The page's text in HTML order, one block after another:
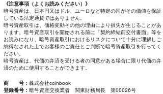
《注意事項（よくお読みください）》
暗号資産は、日本円又はドル、ユーロなど特定の国がその価値を保証
している法定通貨ではありません。
暗号資産取引は、価格変動その他の理由により損失が生じることがあ
ります。暗号資産取引を開始される前に「契約締結前交付書面」等を
お読みになり、暗号資産取引におけるリスクについて十分に理解しご
納得なされた上でお客様のご責任とご判断で暗号資産取引を行ってく
ださい。
暗号資産は、代価の弁済を受ける者の同意がある場合に限り代価の弁
済のために使用することができます。
商 号： 株式会社coinbook
登録番号： 暗号資産交換業者 関東財務局長 第00026号